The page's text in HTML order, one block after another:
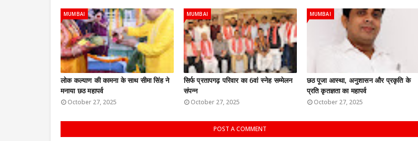
MUMBAI
लोक कल्याण की कामना के साथ सीमा सिंह ने
मनाया छठ महापर्व
October 27, 2025
MUMBAI
सिर्फ प्रतापगढ़ परिवार का 6वां स्नेह सम्मेलन
संपन्न
October 27, 2025
MUMBAI
छठ पूजा आस्था, अनुशासन और प्रकृति के
प्रति कृतज्ञता का महापर्व
October 27, 2025
POST A COMMENT